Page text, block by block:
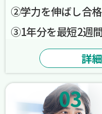
➁学力を伸ばし合格
➂1年分を最短2週
詳
03